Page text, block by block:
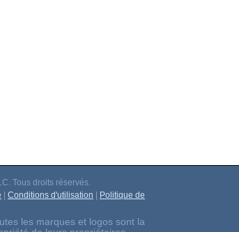
Tous droits réservés.
Conditions d'utilisation
Politique de
les marques et logos sont la